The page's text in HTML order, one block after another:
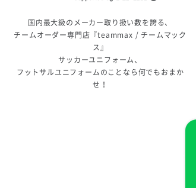
国内最大級のメーカー取り扱い数を誇る、
チームオーダー専門店『teammax / チームマック
ス』
サッカーユニフォーム、
フットサルユニフォームのことなら何でもおまか
せ！